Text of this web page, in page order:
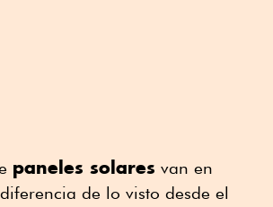
paneles solares van en
de lo visto desde el